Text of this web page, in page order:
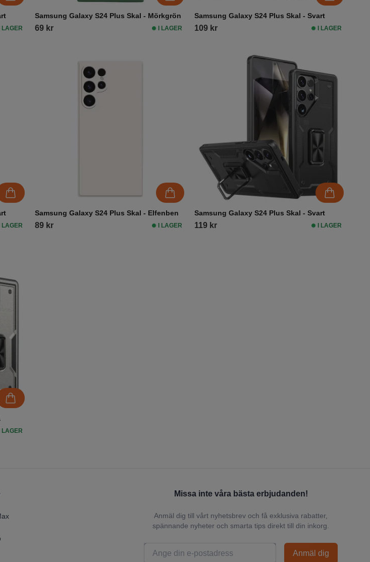
I LAGER
Samsung Galaxy S24 Plus Skal - Mörkgrön
69 kr I LAGER
Samsung Galaxy S24 Plus Skal - Svart
109 kr I LAGER
I LAGER
Samsung Galaxy S24 Plus Skal - Elfenben
89 kr I LAGER
Samsung Galaxy S24 Plus Skal - Svart
119 kr I LAGER
I LAGER
Missa inte våra bästa erbjudanden!
Anmäl dig till vårt nyhetsbrev och få exklusiva rabatter,
spännande nyheter och smarta tips direkt till din inkorg.
Anmäl dig